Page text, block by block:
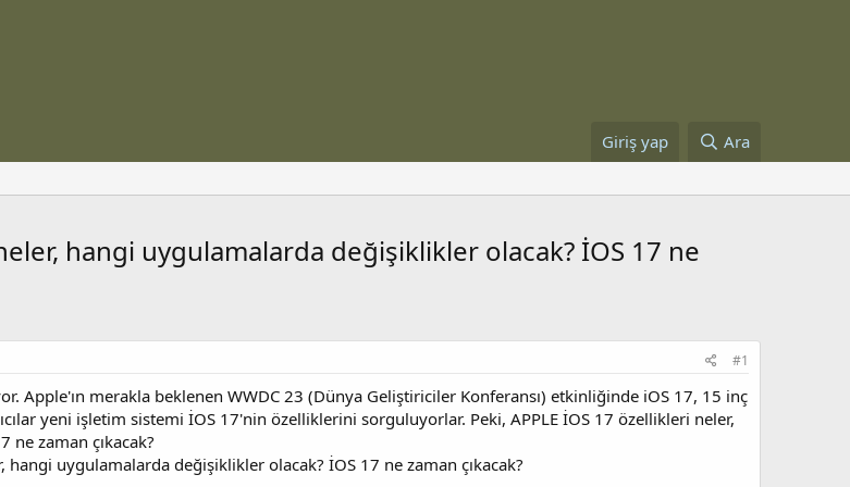
Giriş yap Ara
hangi uygulamalarda değişiklikler olacak? İOS 17 ne
#1
Apple'ın merakla beklenen WWDC 23 (Dünya Geliştiriciler Konferansı) etkinliğinde iOS 17, 15 inç
yeni işletim sistemi İOS 17'nin özelliklerini sorguluyorlar. Peki, APPLE İOS 17 özellikleri neler,
zaman çıkacak?
hangi uygulamalarda değişiklikler olacak? İOS 17 ne zaman çıkacak?